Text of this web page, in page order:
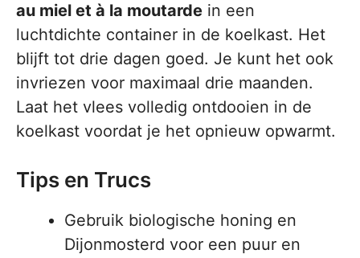
au miel et à la moutarde in een
luchtdichte container in de koelkast. Het
blijft tot drie dagen goed. Je kunt het ook
invriezen voor maximaal drie maanden.
Laat het vlees volledig ontdooien in de
koelkast voordat je het opnieuw opwarmt.
Tips en Trucs
Gebruik biologische honing en
Dijonmosterd voor een puur en